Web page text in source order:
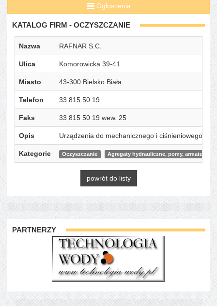
Ogłoszenia
KATALOG FIRM - OCZYSZCZANIE
Nazwa RAFNAR S.C.
Ulica Komorowicka 39-41
Miasto 43-300 Bielsko Biała
Telefon 33 815 50 19
Faks 33 815 50 19 wew. 25
Opis Urządzenia do mechanicznego i ciśnieniowego
Kategorie Oczyszczanie Agregaty hydrauliczne, pomy, armatura
powrót do listy
PARTNERZY